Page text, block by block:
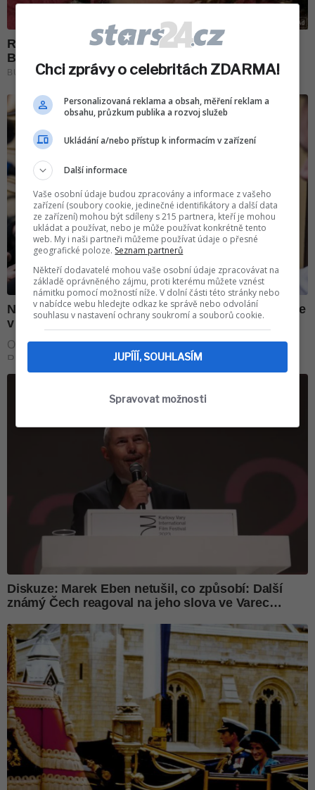
Chci zprávy o celebritách ZDARMA!
Personalizovaná reklama a obsah, měření reklam a
obsahu, průzkum publika a rozvoj služeb
Ukládání a/nebo přístup k informacím v zařízení
Další informace
Vaše osobní údaje budou zpracovány a informace z vašeho
zařízení (soubory cookie, jedinečné identifikátory a další data
ze zařízení) mohou být sdíleny s 215 partnera, kteří je mohou
ukládat a používat, nebo je může používat konkrétně tento
web. My i naši partneři můžeme používat údaje o přesné
geografické poloze. Seznam partnerů
Někteří dodavatelé mohou vaše osobní údaje zpracovávat na
základě oprávněného zájmu, proti kterému můžete vznést
námitku pomocí možností níže. V dolní části této stránky nebo
v nabídce webu hledejte odkaz ke správě nebo odvolání
souhlasu v nastavení ochrany soukromí a souborů cookie.
JUPÍÍÍ, SOUHLASÍM
Spravovat možnosti